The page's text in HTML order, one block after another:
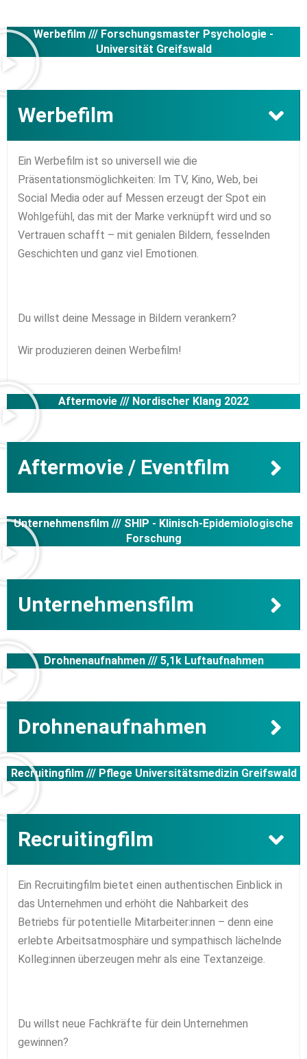
Werbefilm /// Forschungsmaster Psychologie -
Universität Greifswald
Werbefilm
Ein Werbefilm ist so universell wie die
Präsentationsmöglichkeiten: Im TV, Kino, Web, bei
Social Media oder auf Messen erzeugt der Spot ein
Wohlgefühl, das mit der Marke verknüpft wird und so
Vertrauen schafft – mit genialen Bildern, fesselnden
Geschichten und ganz viel Emotionen.
Du willst deine Message in Bildern verankern?
Wir produzieren deinen Werbefilm!
Aftermovie /// Nordischer Klang 2022
Aftermovie / Eventfilm
Unternehmensfilm /// SHIP - Klinisch-Epidemiologische
Forschung
Unternehmensfilm
Drohnenaufnahmen /// 5,1k Luftaufnahmen
Drohnenaufnahmen
Recruitingfilm /// Pflege Universitätsmedizin Greifswald
Recruitingfilm
Ein Recruitingfilm bietet einen authentischen Einblick in
das Unternehmen und erhöht die Nahbarkeit des
Betriebs für potentielle Mitarbeiter:innen – denn eine
erlebte Arbeitsatmosphäre und sympathisch lächelnde
Kolleg:innen überzeugen mehr als eine Textanzeige.
Du willst neue Fachkräfte für dein Unternehmen
gewinnen?